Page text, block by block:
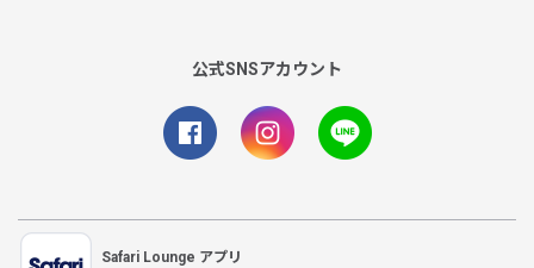
公式SNSアカウント
Safari Lounge アプリ